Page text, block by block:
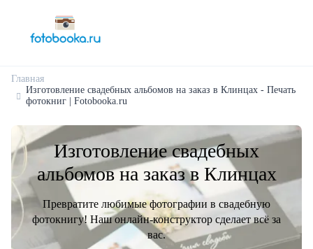
Главная
Изготовление свадебных альбомов на заказ в Клинцах - Печать
фотокниг | Fotobooka.ru
Изготовление свадебных
альбомов на заказ в Клинцах
Превратите любимые фотографии в свадебную
фотокнигу! Наш онлайн-конструктор сделает всё за
вас.